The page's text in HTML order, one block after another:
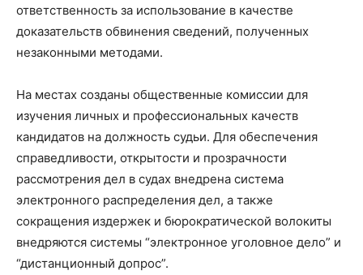
ответственность за использование в качестве
доказательств обвинения сведений, полученных
незаконными методами.
На местах созданы общественные комиссии для
изучения личных и профессиональных качеств
кандидатов на должность судьи. Для обеспечения
справедливости, открытости и прозрачности
рассмотрения дел в судах внедрена система
электронного распределения дел, а также
сокращения издержек и бюрократической волокиты
внедряются системы “электронное уголовное дело” и
“дистанционный допрос”.